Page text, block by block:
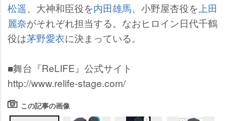
松遥、大神和臣役を内田雄馬、小野屋杏役を 上田
麗奈がそれぞれ担当する。なおヒロイン日代千鶴
役は茅野愛衣に決まっている。
■舞台『ReLIFE』公式サイト
http://www.relife-stage.com/
この記事の画像